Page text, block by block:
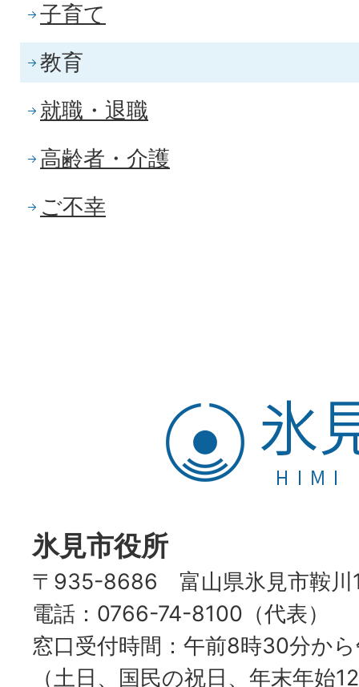
子育て
教育
就職・退職
高齢者・介護
ご不幸
氷
見
市
氷見市役所
〒935-8686 富山県氷見市鞍川
電話：0766-74-8100（代表）
窓口受付時間：午前8時30分か
（土日、国民の祝日、年末年始